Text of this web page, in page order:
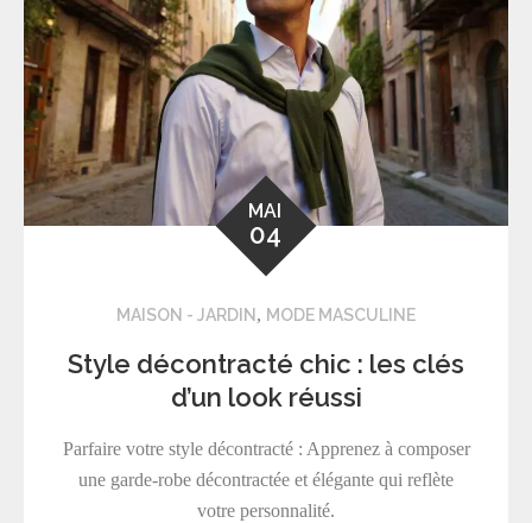
MAI
04
MAISON - JARDIN , MODE MASCULINE
Style décontracté chic : les clés
d’un look réussi
Parfaire votre style décontracté : Apprenez à composer
une garde-robe décontractée et élégante qui reflète
votre personnalité.